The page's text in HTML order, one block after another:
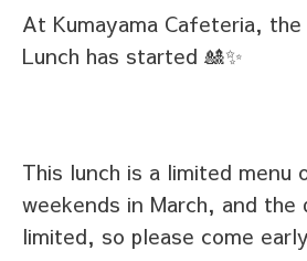
At Kumayama Cafeteria, the
Lunch has started 🎎✨
This lunch is a limited menu
weekends in March, and the
limited, so please come